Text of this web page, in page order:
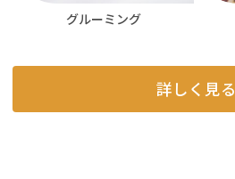
グルーミング
詳しく見る